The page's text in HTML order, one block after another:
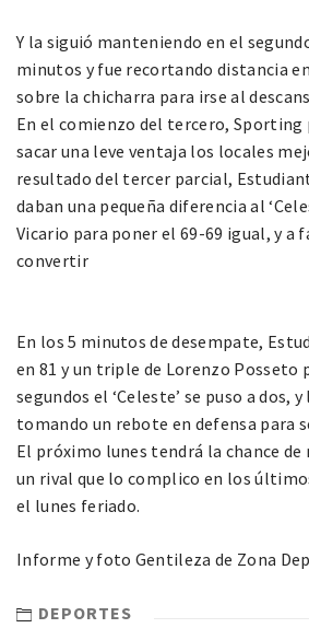
Y la siguió manteniendo en el
minutos y fue recortando distancia
sobre la chicharra para irse al
En el comienzo del tercero, Sporting
sacar una leve ventaja los locales
resultado del tercer parcial,
daban una pequeña diferencia al
Vicario para poner el 69-69 igual, y a
convertir
En los 5 minutos de desempate,
en 81 y un triple de Lorenzo Posseto
segundos el ‘Celeste’ se puso a
tomando un rebote en defensa para
El próximo lunes tendrá la chance
un rival que lo complico en los
el lunes feriado.
Informe y foto Gentileza de Zona
DEPORTES